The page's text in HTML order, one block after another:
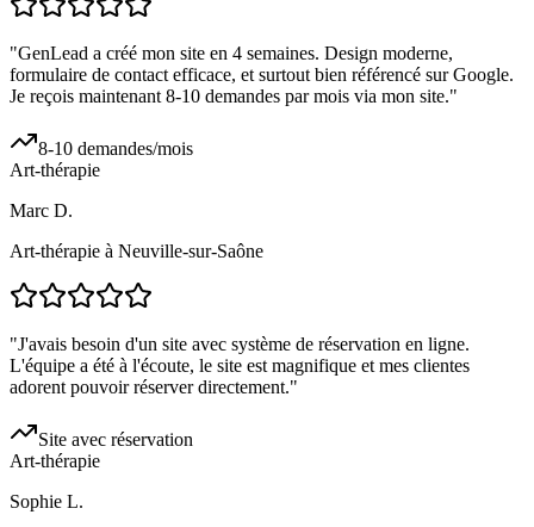
"GenLead a créé mon site en 4 semaines. Design moderne,
formulaire de contact efficace, et surtout bien référencé sur Google.
Je reçois maintenant 8-10 demandes par mois via mon site."
8-10 demandes/mois
Art-thérapie
Marc D.
Art-thérapie à Neuville-sur-Saône
"J'avais besoin d'un site avec système de réservation en ligne.
L'équipe a été à l'écoute, le site est magnifique et mes clientes
adorent pouvoir réserver directement."
Site avec réservation
Art-thérapie
Sophie L.